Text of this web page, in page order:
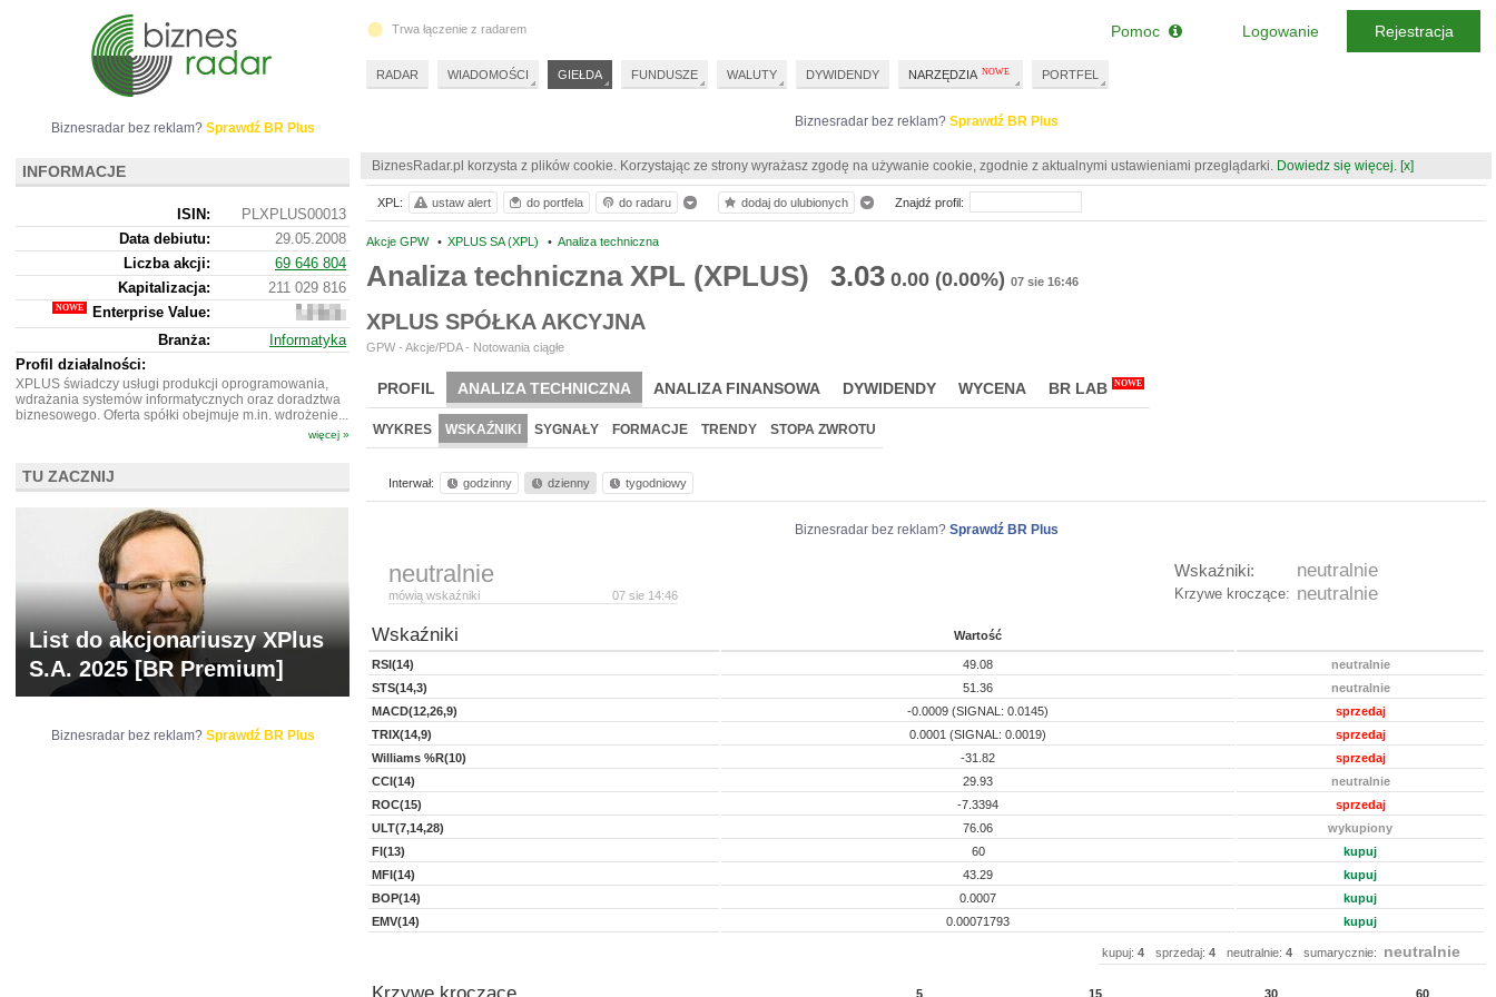
Biznesradar bez reklam? Sprawdź BR Plus
BiznesRadar.pl korzysta z plików cookie. Korzystając ze strony wyrażasz zgodę na używanie cookie, zgodnie z aktualnymi ustawieniami przeglądarki. Dowiedz się więcej. [x]
Akcje GPW • XPLUS SA (XPL) • Analiza techniczna
Analiza techniczna XPL (XPLUS) 3.03 0.00 (0.00%) 07 sie 16:46
XPLUS SPÓŁKA AKCYJNA
GPW - Akcje/PDA - Notowania ciągłe
PROFIL ANALIZA TECHNICZNA ANALIZA FINANSOWA DYWIDENDY WYCENA BR LAB NOWE
WYKRES WSKAŹNIKI SYGNAŁY FORMACJE TRENDY STOPA ZWROTU
Interwał: godzinny dzienny tygodniowy
Biznesradar bez reklam? Sprawdź BR Plus
neutralnie
07 sie 14:46
mówią wskaźniki
neutralnie
Wskaźniki:
neutralnie
Krzywe kroczące:
Wskaźniki Wartość
RSI(14) 49.08
neutralnie
STS(14,3)
51.36
neutralnie
MACD(12,26,9)
-0.0009 (SIGNAL: 0.0145)
sprzedaj
TRIX(14,9)
0.0001 (SIGNAL: 0.0019)
sprzedaj
Williams %R(10)
-31.82
sprzedaj
CCI(14)
29.93
neutralnie
ROC(15)
-7.3394
sprzedaj
ULT(7,14,28)
76.06
wykupiony
FI(13)
60
kupuj
MFI(14)
43.29
kupuj
BOP(14)
0.0007
kupuj
EMV(14)
0.00071793 kupuj
kupuj: 4 sprzedaj: 4 neutralnie: 4 sumarycznie: neutralnie
5 15 30 60
XPL: ustaw alert do portfela do radaru dodaj do ulubionych Znajdź profil:
Biznesradar bez reklam? Sprawdź BR Plus
INFORMACJE
ISIN:
PLXPLUS00013
Data debiutu:
29.05.2008
Liczba akcji:
69 646 804
Kapitalizacja:
211 029 816
Enterprise Value:
187
964
816
Branża:
Informatyka
Profil działalności:
XPLUS świadczy usługi produkcji oprogramowania,
wdrażania systemów informatycznych oraz doradztwa
biznesowego. Oferta spółki obejmuje m.in. wdrożenie...
więcej »
TU ZACZNIJ
List do akcjonariuszy XPlus
S.A. 2025 [BR Premium]
Biznesradar bez reklam? Sprawdź BR Plus
Trwa łączenie z radarem
RADAR WIADOMOŚCI GIEŁDA FUNDUSZE WALUTY DYWIDENDY NARZĘDZIA PORTFEL
Pomoc Logowanie Rejestracja